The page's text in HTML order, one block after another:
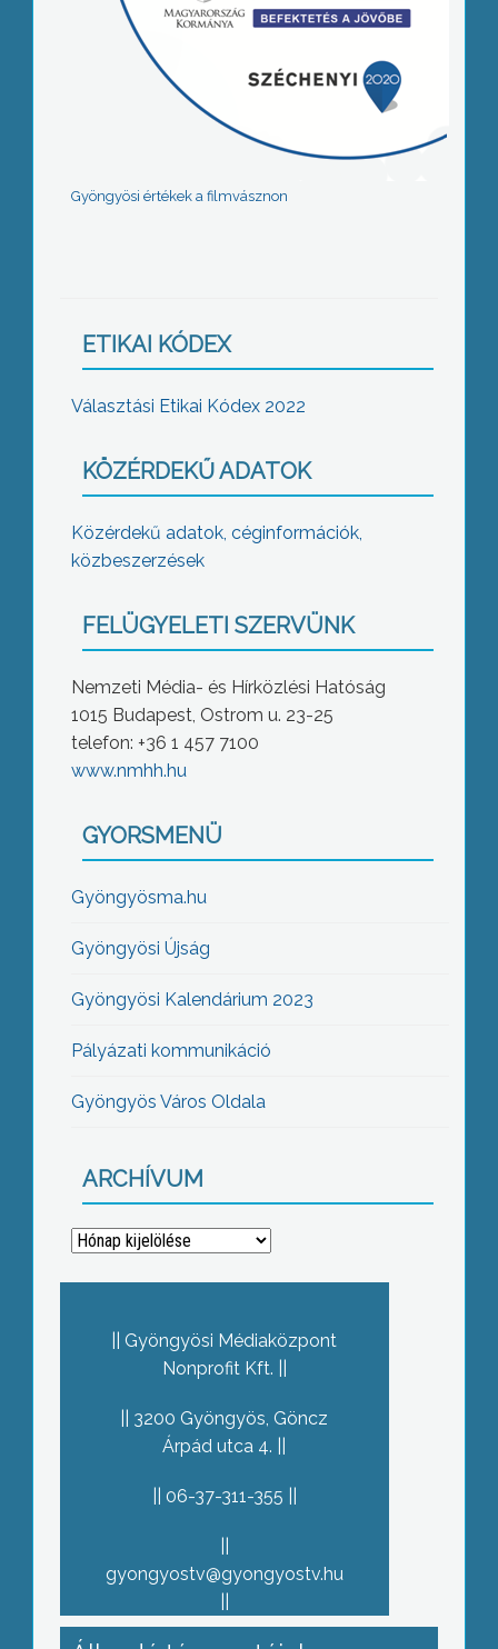
Gyöngyösi értékek a filmvásznon
ETIKAI KÓDEX
Választási Etikai Kódex 2022
KÖZÉRDEKŰ ADATOK
Közérdekű adatok, céginformációk,
közbeszerzések
FELÜGYELETI SZERVÜNK
Nemzeti Média- és Hírközlési Hatóság
1015 Budapest, Ostrom u. 23-25
telefon: +36 1 457 7100
www.nmhh.hu
GYORSMENÜ
Gyöngyösma.hu
Gyöngyösi Újság
Gyöngyösi Kalendárium 2023
Pályázati kommunikáció
Gyöngyös Város Oldala
ARCHÍVUM
Archívum
Gyöngyösi Médiaközpont
Nonprofit Kft.
3200 Gyöngyös, Göncz
Árpád utca 4.
06-37-311-355
gyongyostv@gyongyostv.hu